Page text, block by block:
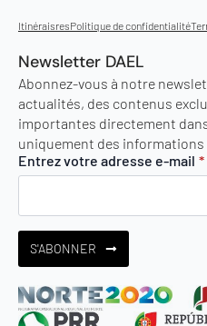
ItinéraisresPolitique de confidentialité
Newsletter DAEL
Abonnez-vous à notre
actualités, des contenus
importantes directement
uniquement des
Entrez votre adresse e-mail *
S'ABONNER